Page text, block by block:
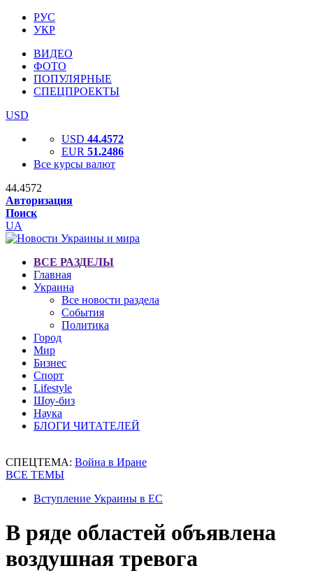
РУС
УКР
ВИДЕО
ФОТО
ПОПУЛЯРНЫЕ
СПЕЦПРОЕКТЫ
USD
USD 44.4572
EUR 51.2486
Все курсы валют
44.4572
Авторизация
Поиск
UA
ВСЕ РАЗДЕЛЫ
Главная
Украина
Все новости раздела
События
Политика
Город
Мир
Бизнес
Спорт
Lifestyle
Шоу-биз
Наука
БЛОГИ ЧИТАТЕЛЕЙ
СПЕЦТЕМА: Война в Иране
ВСЕ ТЕМЫ
Вступление Украины в ЕС
В ряде областей объявлена
воздушная тревога